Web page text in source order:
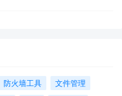
防火墙工具
文件管理